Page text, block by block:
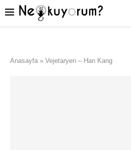
Anasayfa » Vejetaryen – Han Kang